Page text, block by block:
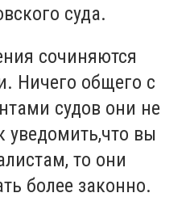
суда.
сочиняются
Ничего общего с
судов они не
вы
то они
более законно.